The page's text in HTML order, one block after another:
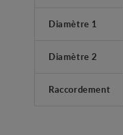
Diamètre 1
Diamètre 2
Raccordement